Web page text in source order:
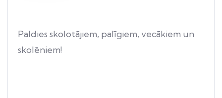
Paldies skolotājiem, palīgiem, vecākiem un
skolēniem!